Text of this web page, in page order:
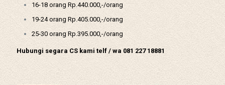
16-18 orang Rp.440.000,-/orang
19-24 orang Rp.405.000,-/orang
25-30 orang Rp.395.000,-/orang
Hubungi segara CS kami telf / wa 081 227 18881